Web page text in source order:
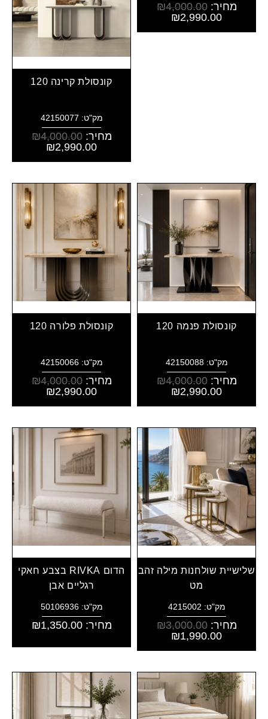
מחיר: ₪4,000.00
₪2,990.00
קונסולת קרינה 120
מק"ט: 42150077
מחיר: ₪4,000.00
₪2,990.00
קונסולת פנמה 120
מק"ט: 42150088
מחיר: ₪4,000.00
₪2,990.00
קונסולת פלורה 120
מק"ט: 42150066
מחיר: ₪4,000.00
₪2,990.00
שלישיית שולחנות מילה זהב
מט
מק"ט: 4215002
מחיר: ₪3,000.00
₪1,990.00
הדום RIVKA בצבע חאקי
רגליים אבן
מק"ט: 50106936
מחיר: ₪1,350.00